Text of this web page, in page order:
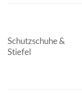
Schutzschuhe &
Stiefel